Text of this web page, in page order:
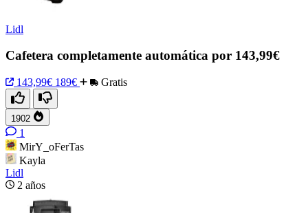
Lidl
Cafetera completamente automática por 143,99€
143,99€ 189€ Gratis
1902
1
MirY_oFerTas
Kayla
Lidl
2 años